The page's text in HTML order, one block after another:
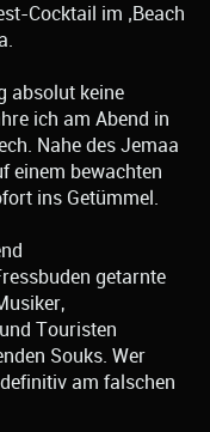
Cocktail im ‚Beach
absolut keine
ich am Abend in
Nahe des Jemaa
einem bewachten
ins Getümmel.
getarnte
Touristen
Souks. Wer
am falschen